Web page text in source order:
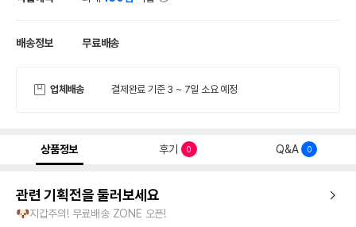
배송정보 무료배송
업체배송 결제완료 기준 3 ~ 7일 소요 예정
상품정보 후기 0 Q&A 0
관련 기획전을 둘러보세요
🐶지갑주의! 무료배송 ZONE 오픈!